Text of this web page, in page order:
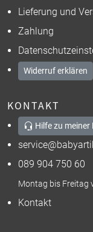
Lieferung und
Zahlung
Widerruf erklären
KONTAKT
Hilfe zu meiner
089 904 750 60
Montag bis Freitag
Kontakt